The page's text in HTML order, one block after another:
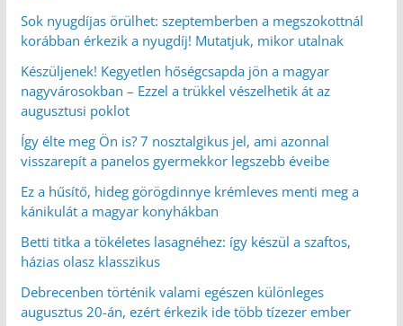
Sok nyugdíjas örülhet: szeptemberben a megszokottnál
korábban érkezik a nyugdíj! Mutatjuk, mikor utalnak
Készüljenek! Kegyetlen hőségcsapda jön a magyar
nagyvárosokban – Ezzel a trükkel vészelhetik át az
augusztusi poklot
Így élte meg Ön is? 7 nosztalgikus jel, ami azonnal
visszarepít a panelos gyermekkor legszebb éveibe
Ez a hűsítő, hideg görögdinnye krémleves menti meg a
kánikulát a magyar konyhákban
Betti titka a tökéletes lasagnéhez: így készül a szaftos,
házias olasz klasszikus
Debrecenben történik valami egészen különleges
augusztus 20-án, ezért érkezik ide több tízezer ember